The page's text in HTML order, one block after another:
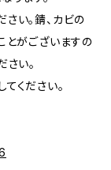
い。錆、カビの
とがございますの
い。
ください。